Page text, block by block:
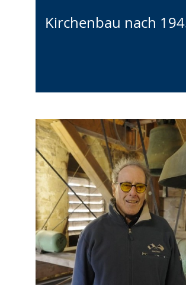
Kirchenbau nach